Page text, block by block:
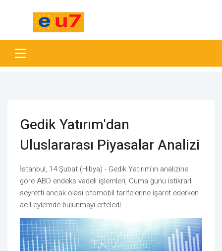
Gedik Yatırım'dan
Uluslararası Piyasalar Analizi
İstanbul, 14 Şubat (Hibya) - Gedik Yatırım'ın analizine
göre ABD endeks vadeli işlemleri, Cuma günü istikrarlı
seyretti ancak olası otomobil tarifelerine işaret ederken
acil eylemde bulunmayı erteledi.